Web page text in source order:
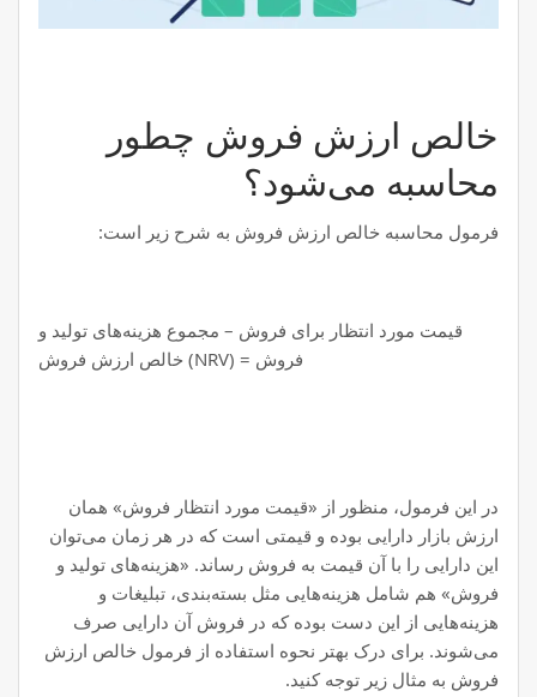
خالص ارزش فروش چطور
محاسبه می‌شود؟
فرمول محاسبه خالص ارزش فروش به شرح زیر است:
قیمت مورد انتظار برای فروش – مجموع هزینه‌های تولید و
فروش = (NRV) خالص ارزش فروش
در این فرمول، منظور از «قیمت مورد انتظار فروش» همان
ارزش بازار دارایی بوده و قیمتی است که در هر زمان می‌توان
این دارایی را با آن قیمت به فروش رساند. «هزینه‌های تولید و
فروش» هم شامل هزینه‌هایی مثل بسته‌بندی، تبلیغات و
هزینه‌هایی از این دست بوده که در فروش آن دارایی صرف
می‌شوند. برای درک بهتر نحوه استفاده از فرمول خالص ارزش
فروش به مثال زیر توجه کنید.